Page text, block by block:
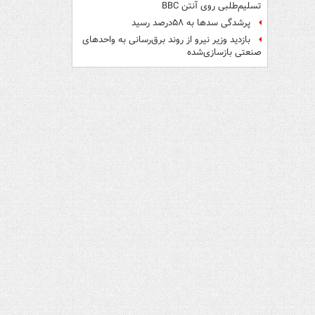
تسلیم‌طلبی روی آنتن BBC
پرشدگی سدها به ۵۸درصد رسید
بازدید وزیر نیرو از روند برق‌رسانی به واحدهای
صنعتی بازسازی‌شده